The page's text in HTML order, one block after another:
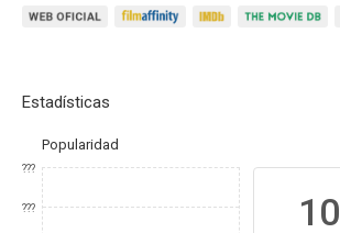
Estadísticas
Popularidad
???
??? 10